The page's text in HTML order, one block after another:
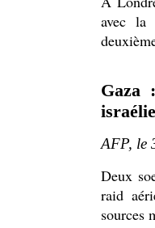
avec la
Gaza
AFP, le
Deux
raid
sources